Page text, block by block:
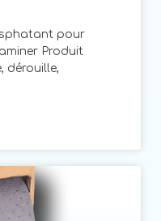
pour
Produit
dérouille,